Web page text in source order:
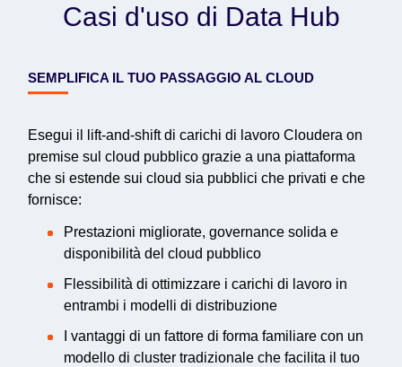
Casi d'uso di Data Hub
SEMPLIFICA IL TUO PASSAGGIO AL CLOUD
Esegui il lift-and-shift di carichi di lavoro Cloudera on
premise sul cloud pubblico grazie a una piattaforma
che si estende sui cloud sia pubblici che privati e che
fornisce:
Prestazioni migliorate, governance solida e
disponibilità del cloud pubblico
Flessibilità di ottimizzare i carichi di lavoro in
entrambi i modelli di distribuzione
I vantaggi di un fattore di forma familiare con un
modello di cluster tradizionale che facilita il tuo